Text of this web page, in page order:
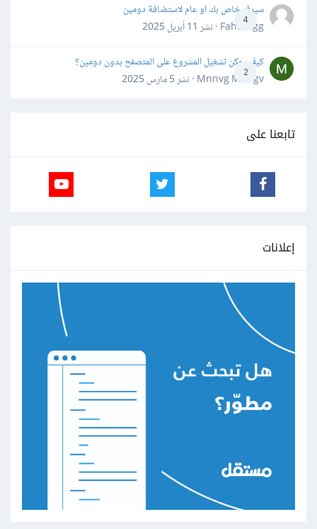
4
سيرفر خاص بك او عام لاستضافة دومين
Fahd Ggg · نشر
11 أبريل 2025
2
كيف يمكن تشغيل المشروع على المتصفح بدون دومين؟
Mnnvg Mnbgv · نشر
5 مارس 2025
تابعنا على
إعلانات